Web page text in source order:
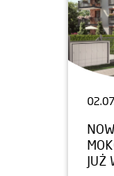
JUŻ